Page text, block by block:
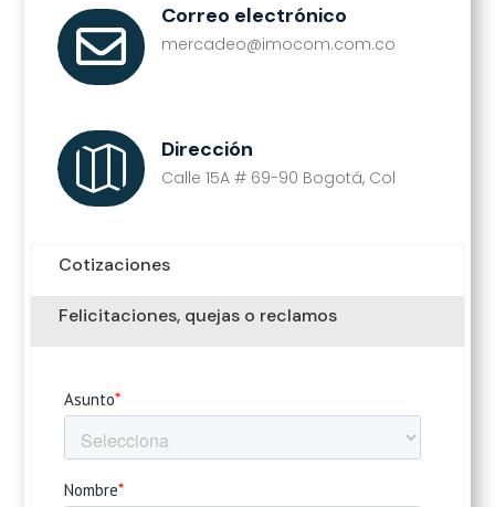

Correo electrónico
mercadeo@imocom.com.co
 Dirección
Calle 15A # 69-90 Bogotá, Col
Cotizaciones
Felicitaciones, quejas o reclamos